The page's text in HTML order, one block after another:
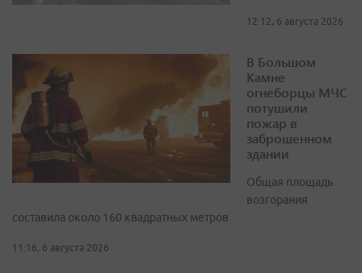
12:12, 6 августа 2026
В Большом
Камне
огнеборцы МЧС
потушили
пожар в
заброшенном
здании
Общая площадь
возгорания
составила около 160 квадратных метров
11:16, 6 августа 2026